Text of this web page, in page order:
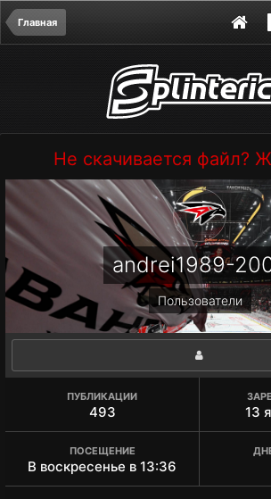
Главная
Не скачивается файл?
andrei1989-
Пользователи
ПУБЛИКАЦИИ
493 13
ПОСЕЩЕНИЕ
В воскресенье в 13:36